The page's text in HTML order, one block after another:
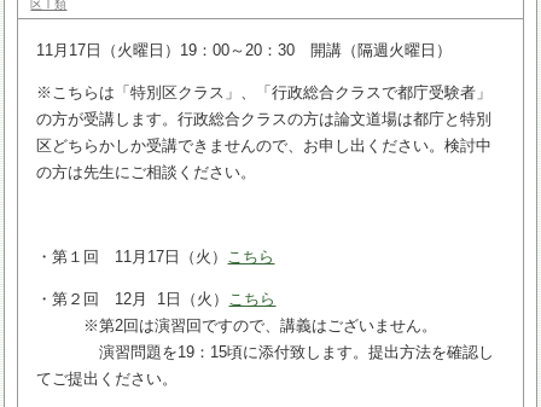
区Ⅰ類
11月17日（火曜日）19：00～20：30 開講（隔週火曜日）
※こちらは「特別区クラス」、「行政総合クラスで都庁受験者」
の方が受講します。行政総合クラスの方は論文道場は都庁と特別
区どちらかしか受講できませんので、お申し出ください。検討中
の方は先生にご相談ください。
・第１回 11月17日（火） こちら
・第２回 12月 1日（火） こちら
※第2回は演習回ですので、講義はございません。
演習問題を19：15頃に添付致します。提出方法を確認し
てご提出ください。